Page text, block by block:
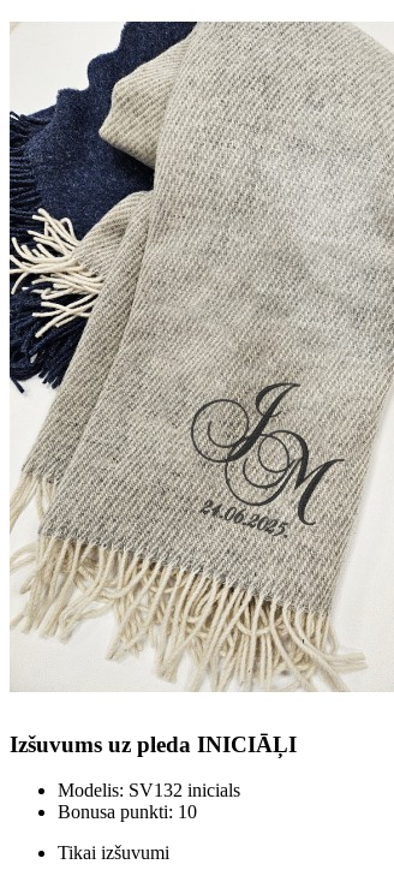
Izšuvums uz pleda INICIĀĻI
Modelis: SV132 inicials
Bonusa punkti: 10
Tikai izšuvumi